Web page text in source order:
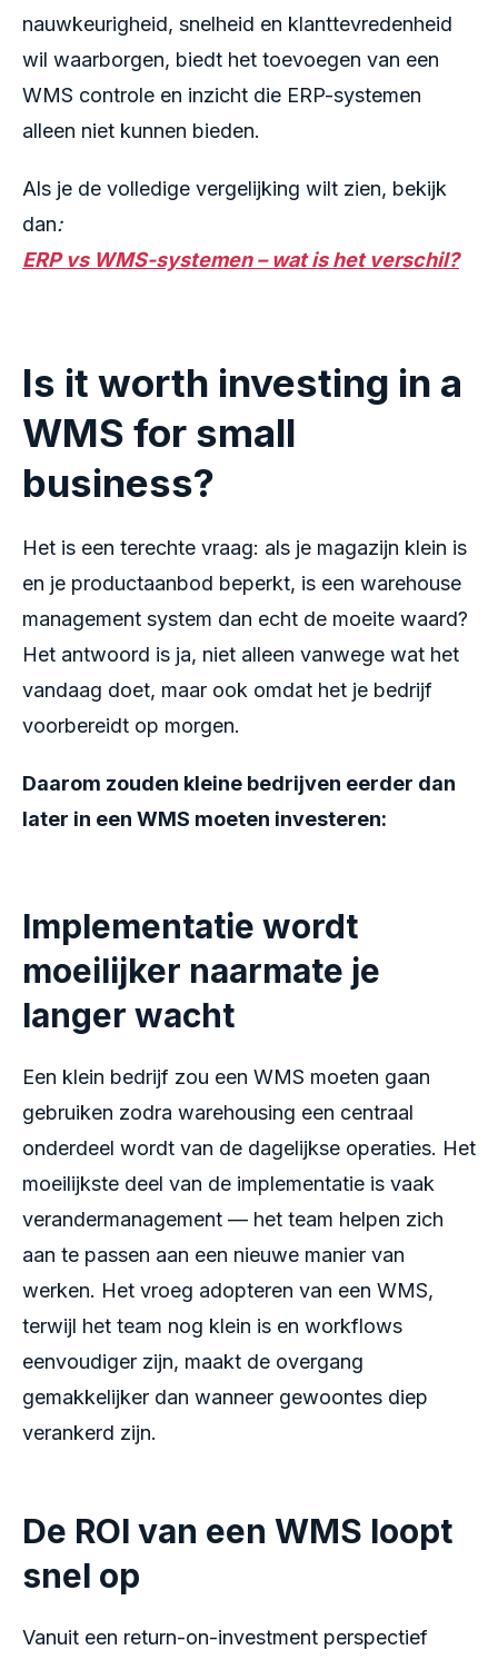
nauwkeurigheid, snelheid en klanttevredenheid
wil waarborgen, biedt het toevoegen van een
WMS controle en inzicht die ERP-systemen
alleen niet kunnen bieden.
Als je de volledige vergelijking wilt zien, bekijk
dan:
ERP vs WMS-systemen – wat is het verschil?
Is it worth investing in a
WMS for small
business?
Het is een terechte vraag: als je magazijn klein is
en je productaanbod beperkt, is een warehouse
management system dan echt de moeite waard?
Het antwoord is ja, niet alleen vanwege wat het
vandaag doet, maar ook omdat het je bedrijf
voorbereidt op morgen.
Daarom zouden kleine bedrijven eerder dan
later in een WMS moeten investeren:
Implementatie wordt
moeilijker naarmate je
langer wacht
Een klein bedrijf zou een WMS moeten gaan
gebruiken zodra warehousing een centraal
onderdeel wordt van de dagelijkse operaties. Het
moeilijkste deel van de implementatie is vaak
verandermanagement — het team helpen zich
aan te passen aan een nieuwe manier van
werken. Het vroeg adopteren van een WMS,
terwijl het team nog klein is en workflows
eenvoudiger zijn, maakt de overgang
gemakkelijker dan wanneer gewoontes diep
verankerd zijn.
De ROI van een WMS loopt
snel op
Vanuit een return-on-investment perspectief